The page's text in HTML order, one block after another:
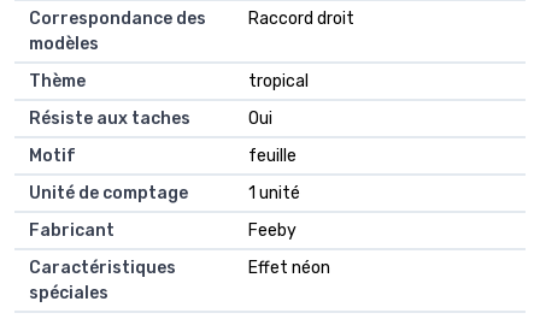
Correspondance des
modèles
Raccord droit
Thème
tropical
Résiste aux taches
Oui
Motif
feuille
Unité de comptage
1 unité
Fabricant
Feeby
Caractéristiques
spéciales
Effet néon